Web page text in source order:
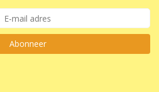
Abonneer